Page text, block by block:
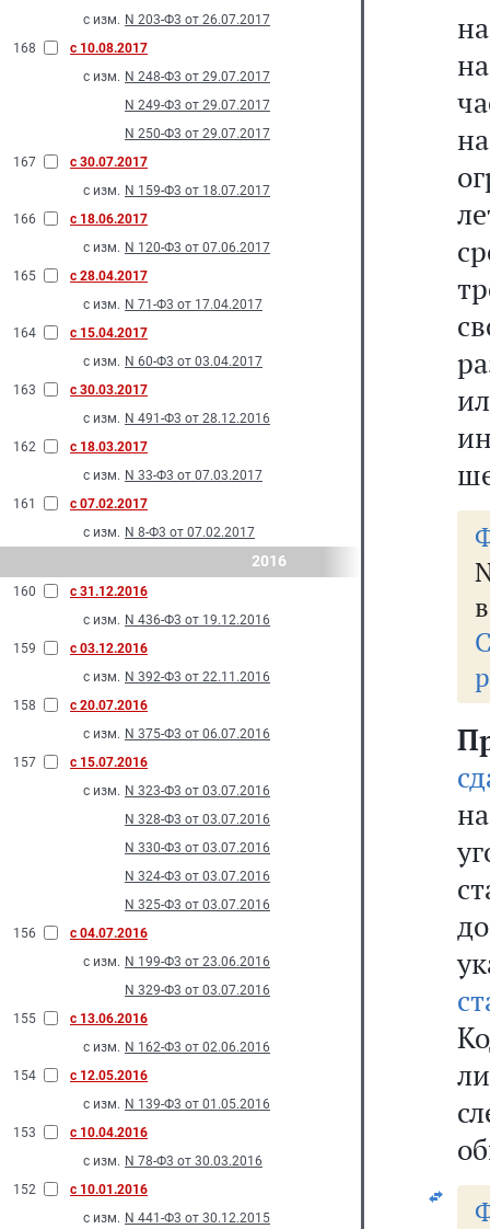
с изм. N 203-Ф3 от 26.07.2017
168
с 10.08.2017
с изм. N 248-Ф3 от 29.07.2017
N 249-Ф3 от 29.07.2017
N 250-Ф3 от 29.07.2017
167
с 30.07.2017
с изм. N 159-Ф3 от 18.07.2017
166
с 18.06.2017
с изм. N 120-Ф3 от 07.06.2017
165
с 28.04.2017
с изм. N 71-Ф3 от 17.04.2017
164
с 15.04.2017
с изм. N 60-Ф3 от 03.04.2017
163
с 30.03.2017
с изм. N 491-Ф3 от 28.12.2016
162
с 18.03.2017
с изм. N 33-Ф3 от 07.03.2017
161
с 07.02.2017
с изм. N 8-Ф3 от 07.02.2017
2016
160
с 31.12.2016
с изм. N 436-Ф3 от 19.12.2016
159
с 03.12.2016
с изм. N 392-Ф3 от 22.11.2016
158
с 20.07.2016
с изм. N 375-Ф3 от 06.07.2016
157
с 15.07.2016
с изм. N 323-Ф3 от 03.07.2016
N 328-Ф3 от 03.07.2016
N 330-Ф3 от 03.07.2016
N 324-Ф3 от 03.07.2016
N 325-Ф3 от 03.07.2016
156
с 04.07.2016
с изм. N 199-Ф3 от 23.06.2016
N 329-Ф3 от 03.07.2016
155
с 13.06.2016
с изм. N 162-Ф3 от 02.06.2016
154
с 12.05.2016
с изм. N 139-Ф3 от 01.05.2016
153
с 10.04.2016
с изм. N 78-Ф3 от 30.03.2016
152
с 10.01.2016
с изм. N 441-Ф3 от 30.12.2015